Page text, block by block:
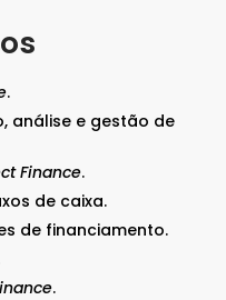
.
análise e gestão de
Finance.
de caixa.
de financiamento.
.